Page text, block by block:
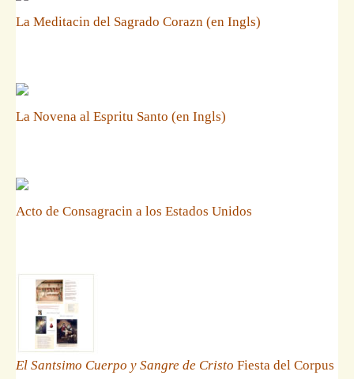
La Meditacin del Sagrado Corazn (en Ingls)
La Novena al Espritu Santo (en Ingls)
Acto de Consagracin a los Estados Unidos
El Santsimo Cuerpo y Sangre de Cristo Fiesta del Corpus